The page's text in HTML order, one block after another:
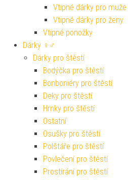
Vtipné dárky pro muže
Vtipné dárky pro ženy
Vtipné ponožky
Dárky ♀♂
Dárky pro štěstí
Bodýčka pro štěstí
Bonboniéry pro štěstí
Deky pro štěstí
Hrnky pro štěstí
Ostatní
Osušky pro štěstí
Polštáře pro štěstí
Povlečení pro štěstí
Prostírání pro štěstí